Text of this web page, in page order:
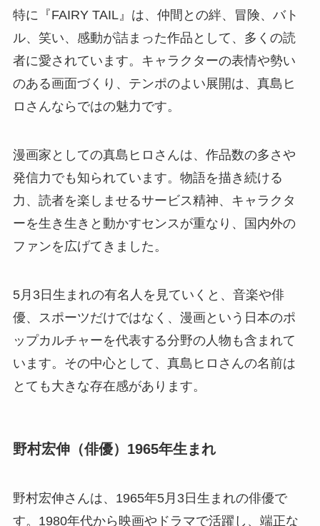
特に『FAIRY TAIL』は、仲間との絆、冒険、バト
ル、笑い、感動が詰まった作品として、多くの読
者に愛されています。キャラクターの表情や勢い
のある画面づくり、テンポのよい展開は、真島ヒ
ロさんならではの魅力です。
漫画家としての真島ヒロさんは、作品数の多さや
発信力でも知られています。物語を描き続ける
力、読者を楽しませるサービス精神、キャラクタ
ーを生き生きと動かすセンスが重なり、国内外の
ファンを広げてきました。
5月3日生まれの有名人を見ていくと、音楽や俳
優、スポーツだけではなく、漫画という日本のポ
ップカルチャーを代表する分野の人物も含まれて
います。その中心として、真島ヒロさんの名前は
とても大きな存在感があります。
野村宏伸（俳優）1965年生まれ
野村宏伸さんは、1965年5月3日生まれの俳優で
す。1980年代から映画やドラマで活躍し、端正な